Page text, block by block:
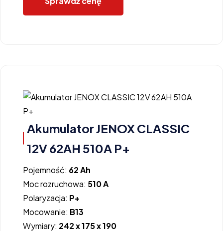
Akumulator JENOX CLASSIC
12V 62AH 510A P+
Pojemność: 62 Ah
Moc rozruchowa: 510 A
Polaryzacja: P+
Mocowanie: B13
Wymiary: 242 x 175 x 190